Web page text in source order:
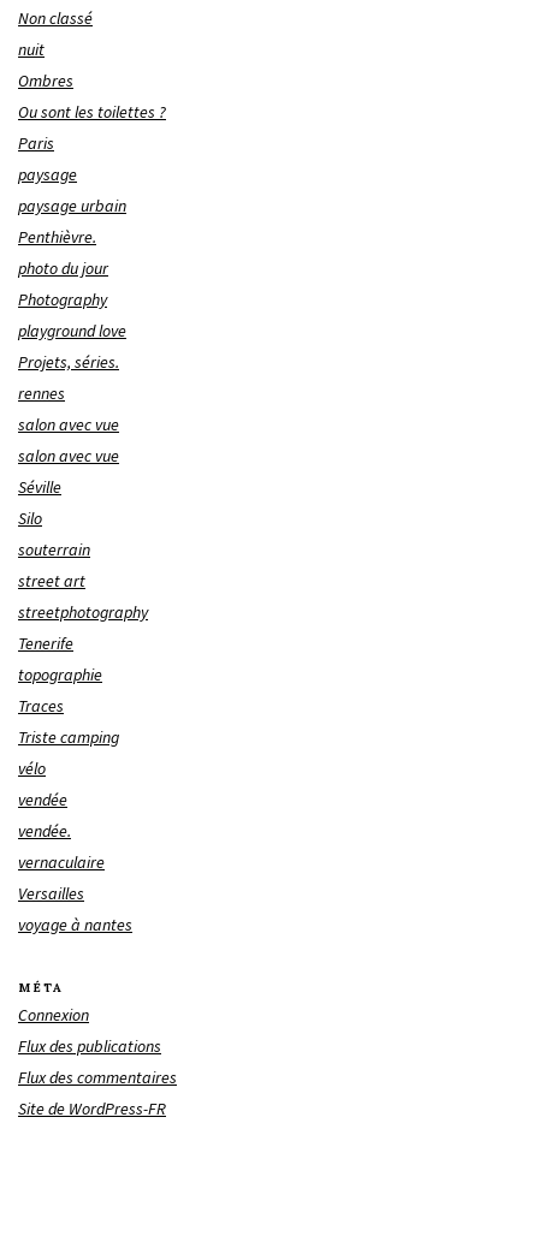
Non classé
nuit
Ombres
Ou sont les toilettes ?
Paris
paysage
paysage urbain
Penthièvre.
photo du jour
Photography
playground love
Projets, séries.
rennes
salon avec vue
salon avec vue
Séville
Silo
souterrain
street art
streetphotography
Tenerife
topographie
Traces
Triste camping
vélo
vendée
vendée.
vernaculaire
Versailles
voyage à nantes
MÉTA
Connexion
Flux des publications
Flux des commentaires
Site de WordPress-FR